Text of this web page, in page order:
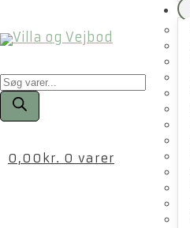
Products
search
0,00 kr. 0 varer